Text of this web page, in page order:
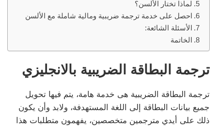
لماذا تختار الألسن؟
احصل على خدمة ترجمة ضريبية ومالية شاملة مع الألسن
الأسئلة الشائعة:
الخاتمة
ترجمة البطاقة الضريبية بالانجليزي
ترجمة البطاقة الضريبية هى خدمة هامة، يتم فيها تحويل
جميع بيانات البطاقة إلى اللغة المستهدفة، ولابد وأن يكون
ذلك على أيدي مترجمين متخصصين، يفهمون متطلبات هذا